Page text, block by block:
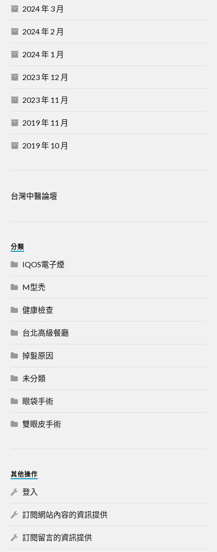
2024 年 3 月
2024 年 2 月
2024 年 1 月
2023 年 12 月
2023 年 11 月
2019 年 11 月
2019 年 10 月
台灣中醫論壇
分類
IQOS電子煙
M型禿
健康檢查
台北高級餐廳
掉髮原因
未分類
眼袋手術
雙眼皮手術
其他操作
登入
訂閱網站內容的資訊提供
訂閱留言的資訊提供